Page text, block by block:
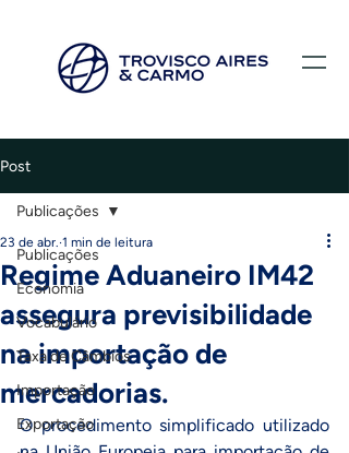
Post
Publicações
Economia
Vocabulário
Taxa de Câmbios
Importação
Exportação
Publicações
Regime Aduaneiro IM42
assegura previsibilidade
na importação de
mercadorias.
23 de abr. 1 min de leitura
O procedimento simplificado utilizado